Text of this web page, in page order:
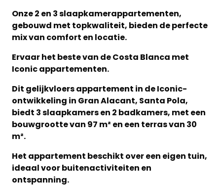
Onze 2 en 3 slaapkamerappartementen,
gebouwd met topkwaliteit, bieden de perfecte
mix van comfort en locatie.
Ervaar het beste van de Costa Blanca met
Iconic appartementen.
Dit gelijkvloers appartement in de Iconic-
ontwikkeling in Gran Alacant, Santa Pola,
biedt 3 slaapkamers en 2 badkamers, met een
bouwgrootte van 97 m² en een terras van 30
m².
Het appartement beschikt over een eigen tuin,
ideaal voor buitenactiviteiten en
ontspanning.